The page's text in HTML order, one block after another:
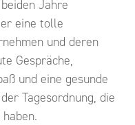
Jahre
eine tolle
und deren
Gespräche,
und eine gesunde
Tagesordnung, die